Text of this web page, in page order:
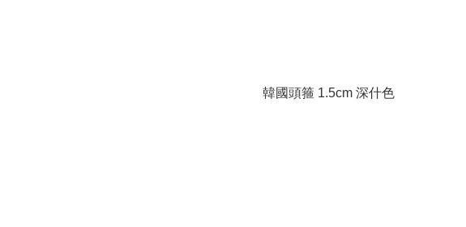
韓國頭箍 1.5cm 深什色